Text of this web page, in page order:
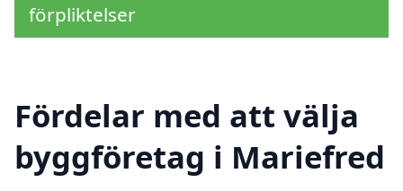
förpliktelser
Fördelar med att välja
byggföretag i Mariefred